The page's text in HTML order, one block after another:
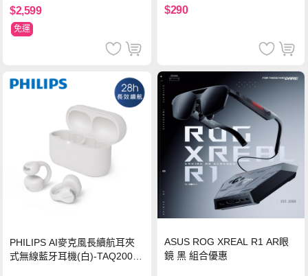
$2,599
免運
$290
PHILIPS AI麥克風長續航耳夾
式無線藍牙耳機(白)-TAQ2000
ASUS ROG XREAL R1 AR眼
鏡 黑 組合優惠